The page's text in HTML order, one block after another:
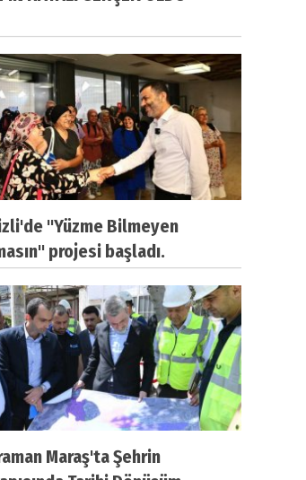
"Yüzme Bilmeyen
projesi başladı.
Maraş'ta Şehrin